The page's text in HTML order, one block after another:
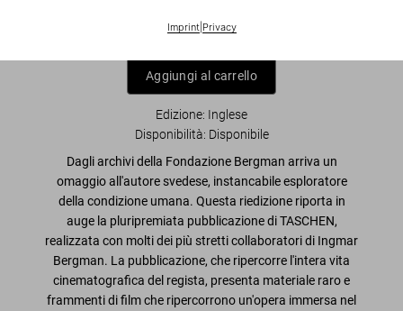
Imprint| Privacy
US$ 100
Aggiungi al carrello
Edizione: Inglese
Disponibilità: Disponibile
Dagli archivi della Fondazione Bergman arriva un
omaggio all'autore svedese, instancabile esploratore
della condizione umana. Questa riedizione riporta in
auge la pluripremiata pubblicazione di TASCHEN,
realizzata con molti dei più stretti collaboratori di Ingmar
Bergman. La pubblicazione, che ripercorre l'intera vita
cinematografica del regista, presenta materiale raro e
frammenti di film che ripercorrono un'opera immersa nel